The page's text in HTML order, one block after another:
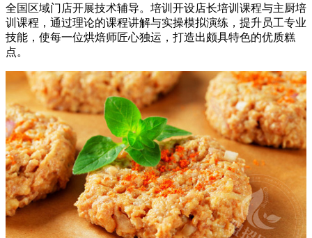
全国区域门店开展技术辅导。培训开设店长培训课程与主厨培
训课程，通过理论的课程讲解与实操模拟演练，提升员工专业
技能，使每一位烘焙师匠心独运，打造出颇具特色的优质糕
点。